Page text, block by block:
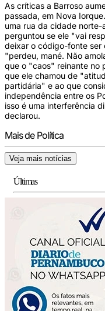
As críticas a Barroso
passada, em Nova
uma rua da cidade
perguntou se ele "vai
deixar o código-fonte ser
"perdeu, mané. Não
que o "caos" reinante no
que ele chamou de
partidária" e ao que
independência entre os
isso é uma interferência
declarou.
Mais de Política
Veja mais notícias
Últimas